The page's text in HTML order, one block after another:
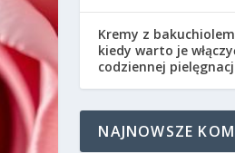
Kremy z
kiedy warto je
codziennej
NAJNOWSZE